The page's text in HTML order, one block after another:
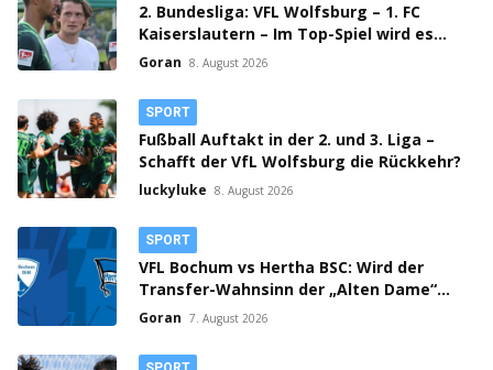
2. Bundesliga: VFL Wolfsburg – 1. FC
Kaiserslautern – Im Top-Spiel wird es
klingeln!
Goran 8. August 2026
SPORT
Fußball Auftakt in der 2. und 3. Liga –
Schafft der VfL Wolfsburg die Rückkehr?
luckyluke 8. August 2026
SPORT
VFL Bochum vs Hertha BSC: Wird der
Transfer-Wahnsinn der „Alten Dame“
zum Verhängnis?
Goran 7. August 2026